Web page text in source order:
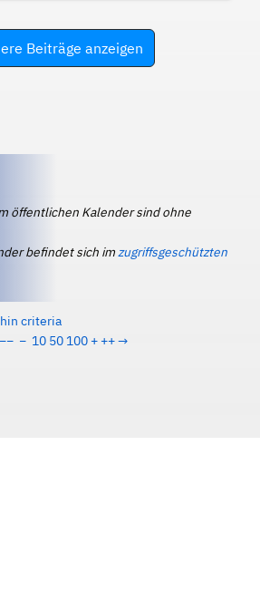
Beiträge anzeigen
öffentlichen Kalender sind ohne
befindet sich imzugriffsgeschützten
criteria
−− − 10 50 100 + ++→